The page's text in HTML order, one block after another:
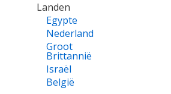
Landen
Egypte
Nederland
Groot
Brittannië
Israël
België